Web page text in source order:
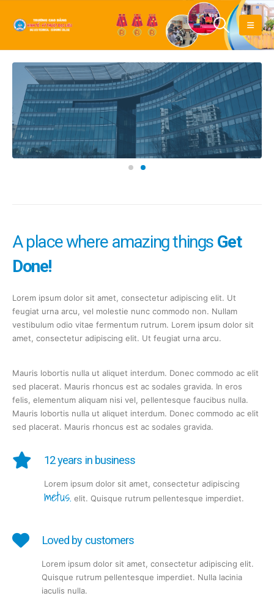
A place where amazing things Get
Done!
Lorem ipsum dolor sit amet, consectetur adipiscing elit. Ut
feugiat urna arcu, vel molestie nunc commodo non. Nullam
vestibulum odio vitae fermentum rutrum. Lorem ipsum dolor sit
amet, consectetur adipiscing elit. Ut feugiat urna arcu.
Mauris lobortis nulla ut aliquet interdum. Donec commodo ac elit
sed placerat. Mauris rhoncus est ac sodales gravida. In eros
felis, elementum aliquam nisi vel, pellentesque faucibus nulla.
Mauris lobortis nulla ut aliquet interdum. Donec commodo ac elit
sed placerat. Mauris rhoncus est ac sodales gravida.
12 years in business
Lorem ipsum dolor sit amet, consectetur adipiscing
metus. elit. Quisque rutrum pellentesque imperdiet.
Loved by customers
Lorem ipsum dolor sit amet, consectetur adipiscing elit.
Quisque rutrum pellentesque imperdiet. Nulla lacinia
iaculis nulla.